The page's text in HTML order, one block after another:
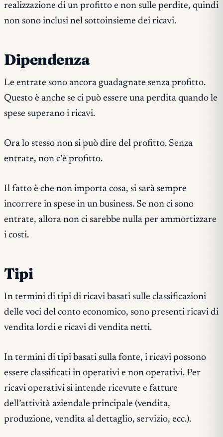
realizzazione di un profitto e non sulle perdite, quindi
non sono inclusi nel sottoinsieme dei ricavi.
Dipendenza
Le entrate sono ancora guadagnate senza profitto.
Questo è anche se ci può essere una perdita quando le
spese superano i ricavi.
Ora lo stesso non si può dire del profitto. Senza
entrate, non c’è profitto.
Il fatto è che non importa cosa, si sarà sempre
incorrere in spese in un business. Se non ci sono
entrate, allora non ci sarebbe nulla per ammortizzare
i costi.
Tipi
In termini di tipi di ricavi basati sulle classificazioni
delle voci del conto economico, sono presenti ricavi di
vendita lordi e ricavi di vendita netti.
In termini di tipi basati sulla fonte, i ricavi possono
essere classificati in operativi e non operativi. Per
ricavi operativi si intende ricevute e fatture
dell’attività aziendale principale (vendita,
produzione, vendita al dettaglio, servizio, ecc.).